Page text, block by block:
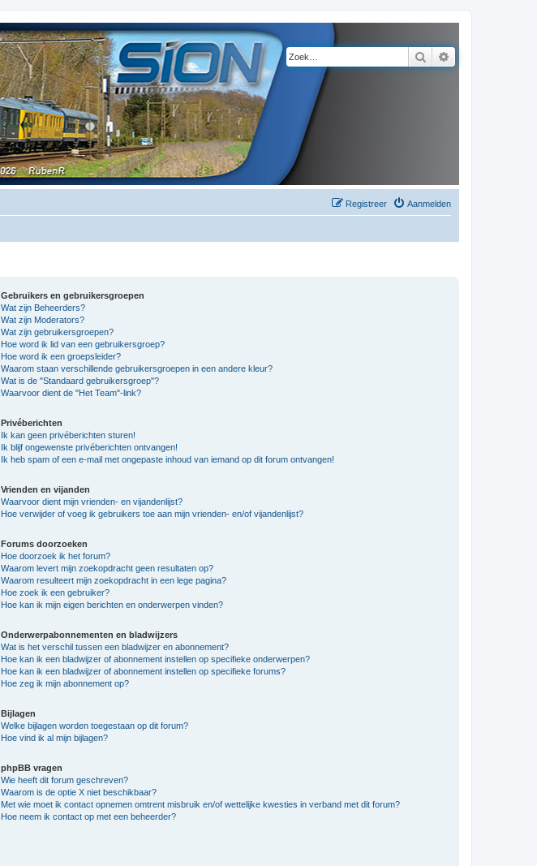
Zoek
Aanmelden
Registreer
Gebruikers en gebruikersgroepen
Wat zijn Beheerders?
Wat zijn Moderators?
Wat zijn gebruikersgroepen?
Hoe word ik lid van een gebruikersgroep?
Hoe word ik een groepsleider?
Waarom staan verschillende gebruikersgroepen in een andere kleur?
Wat is de "Standaard gebruikersgroep"?
Waarvoor dient de "Het Team"-link?
Privéberichten
Ik kan geen privéberichten sturen!
Ik blijf ongewenste privéberichten ontvangen!
Ik heb spam of een e-mail met ongepaste inhoud van iemand op dit forum ontvangen!
Vrienden en vijanden
Waarvoor dient mijn vrienden- en vijandenlijst?
Hoe verwijder of voeg ik gebruikers toe aan mijn vrienden- en/of vijandenlijst?
Forums doorzoeken
Hoe doorzoek ik het forum?
Waarom levert mijn zoekopdracht geen resultaten op?
Waarom resulteert mijn zoekopdracht in een lege pagina?
Hoe zoek ik een gebruiker?
Hoe kan ik mijn eigen berichten en onderwerpen vinden?
Onderwerpabonnementen en bladwijzers
Wat is het verschil tussen een bladwijzer en abonnement?
Hoe kan ik een bladwijzer of abonnement instellen op specifieke onderwerpen?
Hoe kan ik een bladwijzer of abonnement instellen op specifieke forums?
Hoe zeg ik mijn abonnement op?
Bijlagen
Welke bijlagen worden toegestaan op dit forum?
Hoe vind ik al mijn bijlagen?
phpBB vragen
Wie heeft dit forum geschreven?
Waarom is de optie X niet beschikbaar?
Met wie moet ik contact opnemen omtrent misbruik en/of wettelijke kwesties in verband met dit forum?
Hoe neem ik contact op met een beheerder?